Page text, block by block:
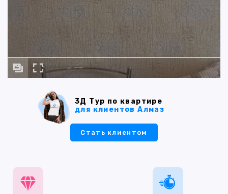
3Д Тур по квартире
для клиентов Алмаз
Стать клиентом